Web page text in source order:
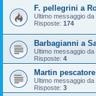
F. pellegrini a
Ultimo messaggio da
Risposte: 174
Barbagianni a
Ultimo messaggio da
Risposte: 4
Martin
Ultimo messaggio da
Risposte: 3